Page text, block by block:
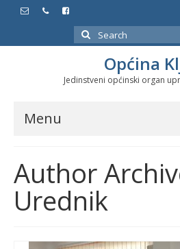
Search
for:
Općina
Jedinstveni općinski organ
Menu
Službeni glasnici
Javne nabavke
Značajni datumi i
Author
Urednik